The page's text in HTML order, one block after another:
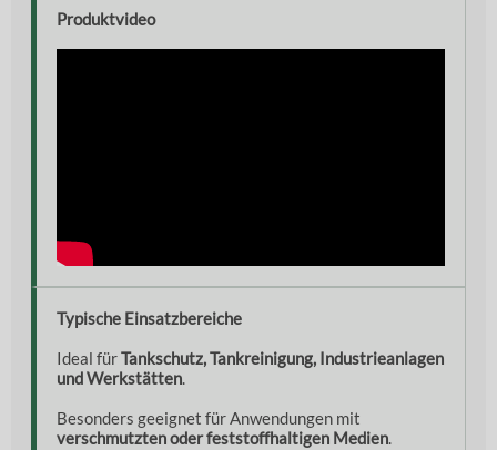
Produktvideo
Typische Einsatzbereiche
Ideal fürTankschutz, Tankreinigung, Industrieanlagen
und Werkstätten.
Besonders geeignet für Anwendungen mit
verschmutzten oder feststoffhaltigen Medien.